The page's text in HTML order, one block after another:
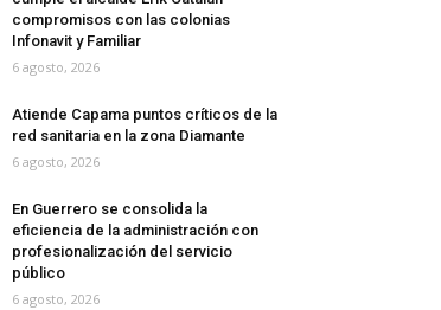
compromisos con las colonias
Infonavit y Familiar
6 agosto, 2026
Atiende Capama puntos críticos de la
red sanitaria en la zona Diamante
6 agosto, 2026
En Guerrero se consolida la
eficiencia de la administración con
profesionalización del servicio
público
6 agosto, 2026